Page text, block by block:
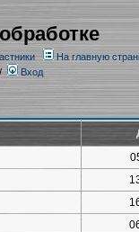
На главную
Вход